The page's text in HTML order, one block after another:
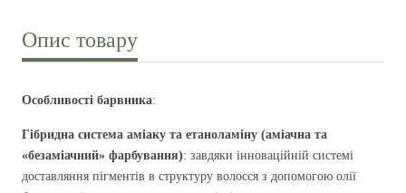
Опис товару
Особливості барвника:
Гібридна система аміаку та етаноламіну (аміачна та
«безаміачний» фарбування): завдяки інноваційній системі
доставляння пігментів в структуру волосся з допомогою олії